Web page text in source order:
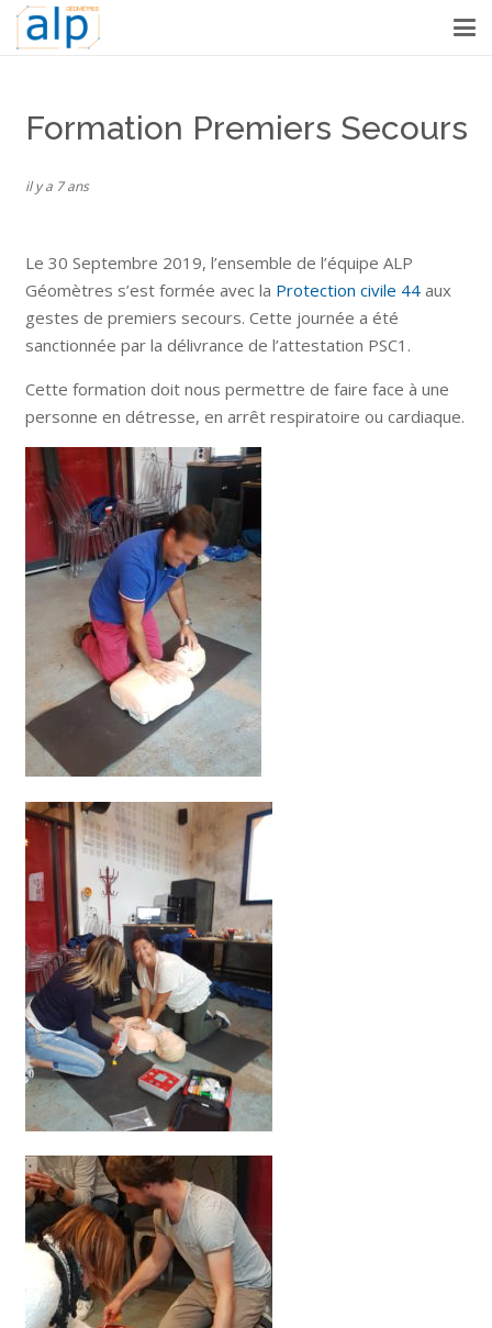
Formation Premiers Secours
il y a 7 ans
Le 30 Septembre 2019, l’ensemble de l’équipe ALP
Géomètres s’est formée avec la Protection civile 44aux
gestes de premiers secours. Cette journée a été
sanctionnée par la délivrance de l’attestation PSC1.
Cette formation doit nous permettre de faire face à une
personne en détresse, en arrêt respiratoire ou cardiaque.